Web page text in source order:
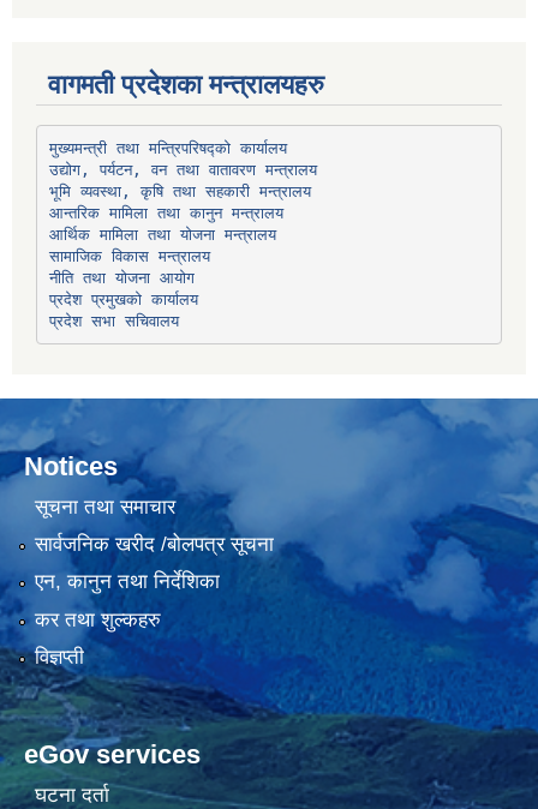
वागमती प्रदेशका मन्त्रालयहरु
मुख्यमन्त्री तथा मन्त्रिपरिषद्को कार्यालय
उद्योग, पर्यटन, वन तथा वातावरण मन्त्रालय
भूमि व्यवस्था, कृषि तथा सहकारी मन्त्रालय
आन्तरिक मामिला तथा कानुन मन्त्रालय
आर्थिक मामिला तथा योजना मन्त्रालय
सामाजिक विकास मन्त्रालय
नीति तथा योजना आयोग
प्रदेश प्रमुखको कार्यालय
प्रदेश सभा सचिवालय
Notices
सूचना तथा समाचार
सार्वजनिक खरीद /बोलपत्र सूचना
एन, कानुन तथा निर्देशिका
कर तथा शुल्कहरु
विज्ञप्ती
eGov services
घटना दर्ता